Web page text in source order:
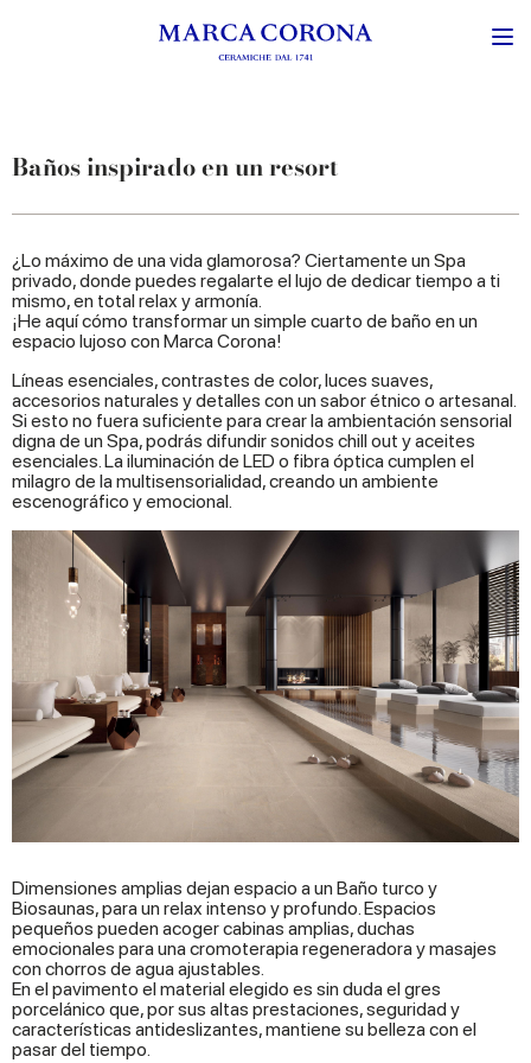
Baños inspirado en un resort
¿Lo máximo de una vida glamorosa? Ciertamente un Spa
privado, donde puedes regalarte el lujo de dedicar tiempo a ti
mismo, en total relax y armonía.
¡He aquí cómo transformar un simple cuarto de baño en un
espacio lujoso con Marca Corona!
Líneas esenciales, contrastes de color, luces suaves,
accesorios naturales y detalles con un sabor étnico o artesanal.
Si esto no fuera suficiente para crear la ambientación sensorial
digna de un Spa, podrás difundir sonidos chill out y aceites
esenciales. La iluminación de LED o fibra óptica cumplen el
milagro de la multisensorialidad, creando un ambiente
escenográfico y emocional.
Dimensiones amplias dejan espacio a un Baño turco y
Biosaunas, para un relax intenso y profundo. Espacios
pequeños pueden acoger cabinas amplias, duchas
emocionales para una cromoterapia regeneradora y masajes
con chorros de agua ajustables.
En el pavimento el material elegido es sin duda el gres
porcelánico que, por sus altas prestaciones, seguridad y
características antideslizantes, mantiene su belleza con el
pasar del tiempo.